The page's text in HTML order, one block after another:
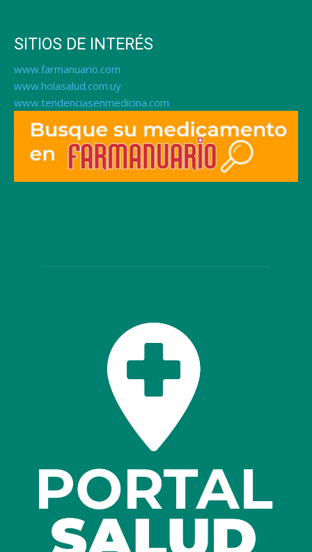
SITIOS DE INTERÉS
www.farmanuario.com
www.holasalud.com.uy
www.tendenciasenmedicina.com